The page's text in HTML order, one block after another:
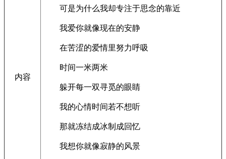
内容
可是为什么我却专注于思念的靠近
我爱你就像现在的安静
在苦涩的爱情里努力呼吸
时间一米两米
躲开每一双寻觅的眼睛
我的心情时间若不想听
那就冻结成冰制成回忆
我想你就像寂静的风景